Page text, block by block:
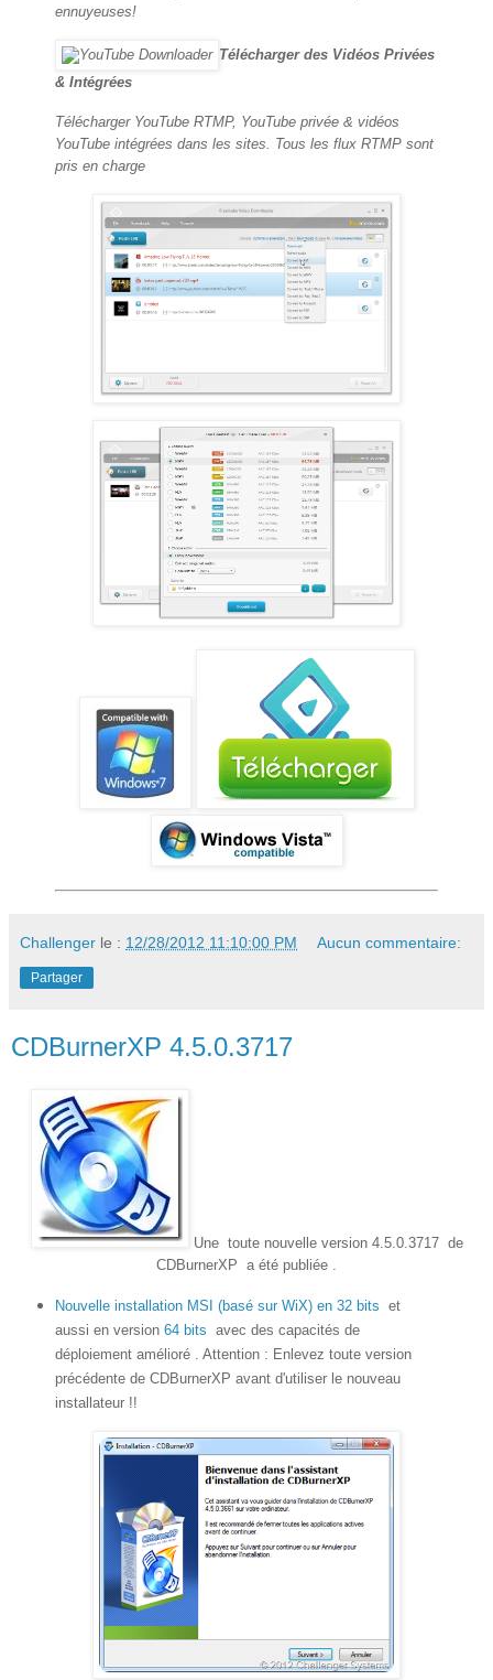
ennuyeuses!
Télécharger des Vidéos Privées
& Intégrées
Télécharger YouTube RTMP, YouTube privée & vidéos
YouTube intégrées dans les sites. Tous les flux RTMP sont
pris en charge
Challenger le : 12/28/2012 11:10:00 PM Aucun commentaire:
Partager
CDBurnerXP 4.5.0.3717
Une toute nouvelle version 4.5.0.3717 de
CDBurnerXP a été publiée .
Nouvelle installation MSI (basé sur WiX) en 32 bits et
aussi en version 64 bits avec des capacités de
déploiement amélioré . Attention : Enlevez toute version
précédente de CDBurnerXP avant d'utiliser le nouveau
installateur !!